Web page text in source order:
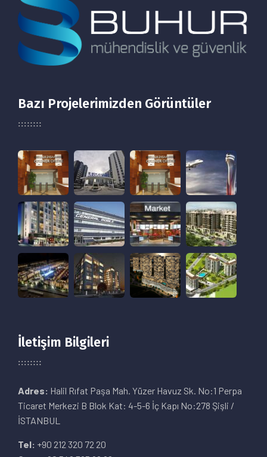
Bazı Projelerimizden Görüntüler
İletişim Bilgileri
Adres: Halil Rıfat Paşa Mah. Yüzer Havuz Sk. No:1 Perpa
Ticaret Merkezi B Blok Kat: 4-5-6 İç Kapı No:278 Şişli /
İSTANBUL
Tel: +90 212 320 72 20